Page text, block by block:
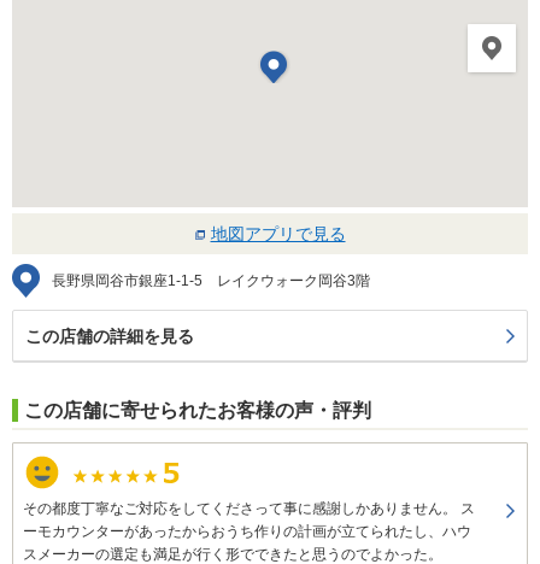
地図アプリで見る
長野県岡谷市銀座1-1-5 レイクウォーク岡谷3階
この店舗の詳細を見る
この店舗に寄せられたお客様の声・評判
その都度丁寧なご対応をしてくださって事に感謝しかありません。 ス
ーモカウンターがあったからおうち作りの計画が立てられたし、ハウ
スメーカーの選定も満足が行く形でできたと思うのでよかった。